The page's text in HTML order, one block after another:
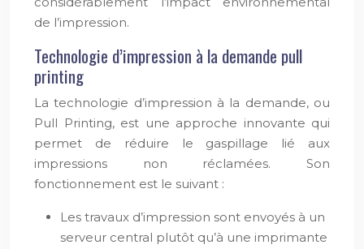
de l’impression.
Technologie d’impression à la demande pull
printing
La technologie d’impression à la demande, ou
Pull Printing, est une approche innovante qui
permet de réduire le gaspillage lié aux
impressions non réclamées. Son
fonctionnement est le suivant :
Les travaux d’impression sont envoyés à un
serveur central plutôt qu’à une imprimante